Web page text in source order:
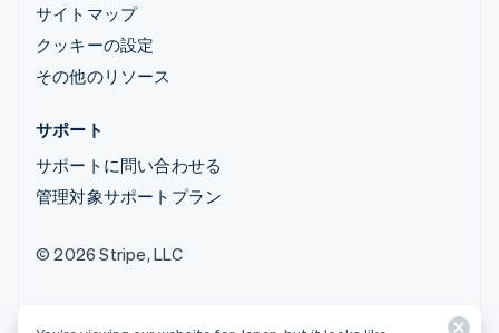
サイトマップ
クッキーの設定
その他のリソース
サポート
サポートに問い合わせる
管理対象サポートプラン
© 2026 Stripe, LLC